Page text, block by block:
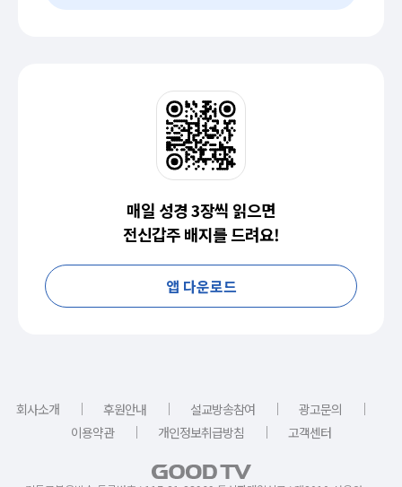
매일 성경 3장씩 읽으면
전신갑주 배지를 드려요!
앱 다운로드
회사소개 ｜ 후원안내 ｜ 설교방송참여 ｜ 광고문의
｜
이용약관
｜ 개인정보취급방침 ｜ 고객센터